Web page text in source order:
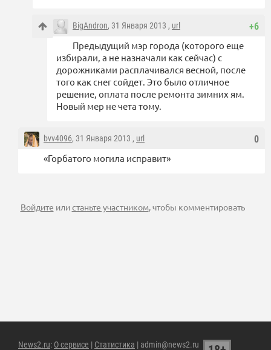
+6
BigAndron, 31 Января 2013 , url
Предыдущий мэр города (которого еще
избирали, а не назначали как сейчас) с
дорожниками расплачивался весной, после
того как снег сойдет. Это было отличное
решение, оплата после ремонта зимних ям.
Новый мер не чета тому.
0
bvv4096, 31 Января 2013 , url
«Горбатого могила исправит»
Войдите илистаньте участником, чтобы комментировать
News2.ru: О сервисе | Статистика | admin@news2.ru